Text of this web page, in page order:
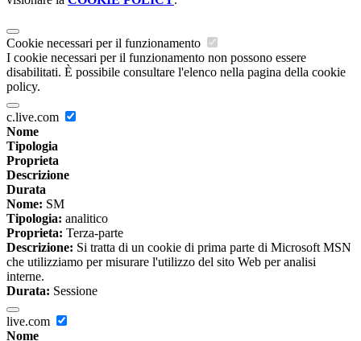
Cookie necessari per il funzionamento
I cookie necessari per il funzionamento non possono essere
disabilitati. È possibile consultare l'elenco nella pagina della cookie
policy.
c.live.com
Nome
Tipologia
Proprieta
Descrizione
Durata
Nome: SM
Tipologia: analitico
Proprieta: Terza-parte
Descrizione: Si tratta di un cookie di prima parte di Microsoft MSN
che utilizziamo per misurare l'utilizzo del sito Web per analisi
interne.
Durata: Sessione
live.com
Nome